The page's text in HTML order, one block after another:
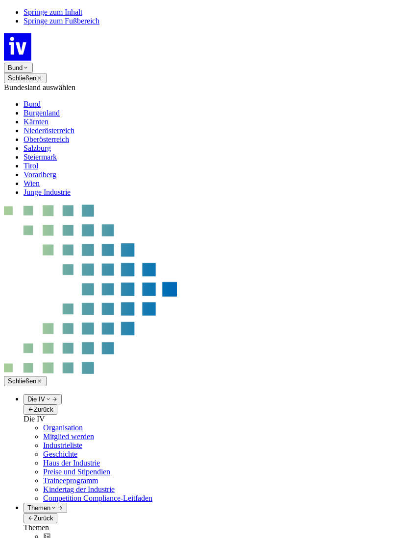
Springe zum Inhalt
Springe zum Fußbereich
Bund
Schließen
Bundesland auswählen
Bund
Burgenland
Kärnten
Niederösterreich
Oberösterreich
Salzburg
Steiermark
Tirol
Vorarlberg
Wien
Junge Industrie
Schließen
Die IV
Zurück
Die IV
Organisation
Mitglied werden
Industrieliste
Geschichte
Haus der Industrie
Preise und Stipendien
Traineeprogramm
Kindertag der Industrie
Competition Compliance-Leitfaden
Themen
Zurück
Themen